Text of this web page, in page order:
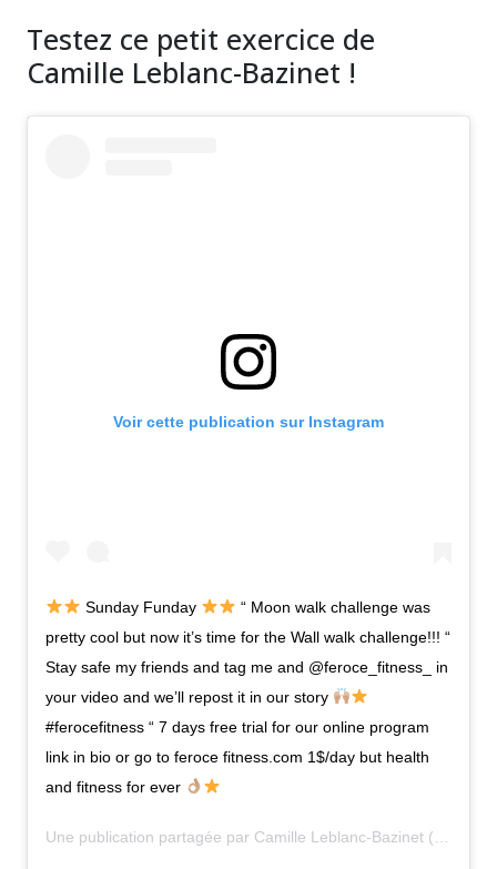
Testez ce petit exercice de
Camille Leblanc-Bazinet !
Voir cette publication sur Instagram
Sunday Funday
“ Moon walk challenge was
pretty cool but now it’s time for the Wall walk challenge!!! “
Stay safe my friends and tag me and @feroce_fitness_ in
your video and we’ll repost it in our story
#ferocefitness “ 7 days free trial for our online program
link in bio or go to feroce fitness.com 1$/day but health
and fitness for ever
Une publication partagée par Camille Leblanc-Bazinet (@camillelbaz) le